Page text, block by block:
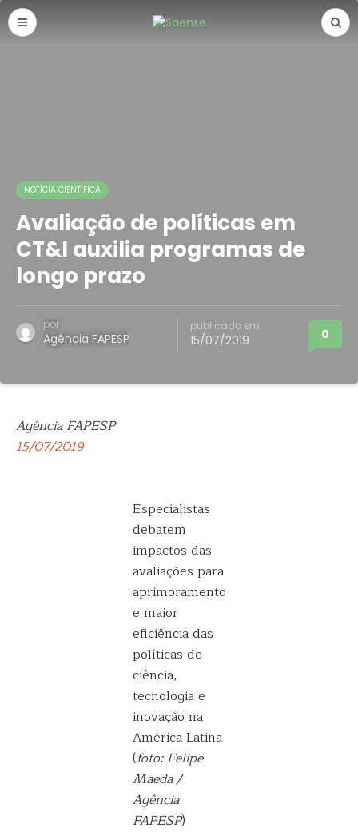
NOTÍCIA CIENTÍFICA
Avaliação de políticas em
CT&I auxilia programas de
longo prazo
por
Agência FAPESP
publicado em
15/07/2019 0
Agência FAPESP
15/07/2019
Especialistas
debatem
impactos das
avaliações para
aprimoramento
e maior
eficiência das
políticas de
ciência,
tecnologia e
inovação na
América Latina
(foto: Felipe
Maeda /
Agência
FAPESP)